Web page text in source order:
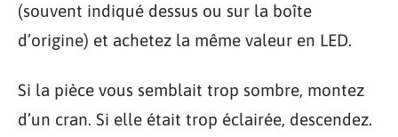
(souvent indiqué dessus ou sur la boîte
d’origine) et achetez la même valeur en LED.
Si la pièce vous semblait trop sombre, montez
d’un cran. Si elle était trop éclairée, descendez.